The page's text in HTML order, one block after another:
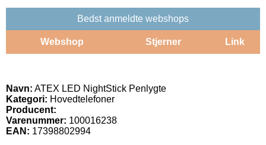
Bedst anmeldte webshops
Webshop Stjerner Link
Navn: ATEX LED NightStick Penlygte
Kategori: Hovedtelefoner
Producent:
Varenummer: 100016238
EAN: 17398802994